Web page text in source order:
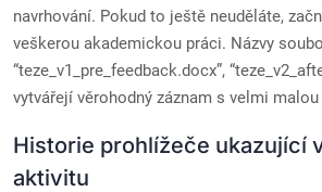
navrhování. Pokud to ještě neuděláte,
veškerou akademickou práci. Názvy
“teze_v1_pre_feedback.docx”,
vytvářejí věrohodný záznam s velmi malou
Historie prohlížeče ukazující
aktivitu